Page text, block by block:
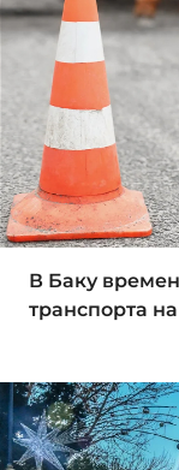
В Баку
транспорта